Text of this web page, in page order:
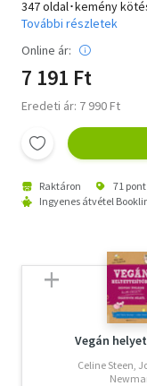
347 oldal･kemény
További részletek
Online ár:
7 191 Ft
Eredeti ár: 7 990 Ft
Raktáron 71 pont
Ingyenes átvétel
Vegán
Celine Steen,